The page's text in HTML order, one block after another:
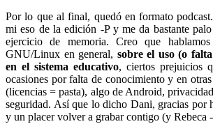
Por lo que al final, quedó en formato
mi eso de la edición -P y me da bastante
ejercicio de memoria. Creo que
GNU/Linux en general, sobre el uso (o
en el sistema educativo, ciertos prejuicios
ocasiones por falta de conocimiento y en
(licencias = pasta), algo de Android,
seguridad. Así que lo dicho Dani, gracias por
y un placer volver a grabar contigo (y Rebeca